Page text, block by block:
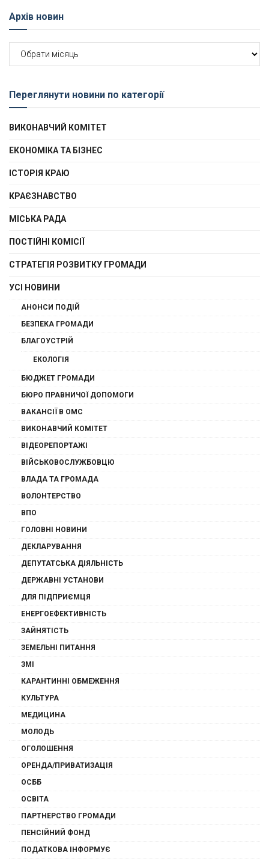
Архів новин
новин
Переглянути новини по категорії
ВИКОНАВЧИЙ КОМІТЕТ
ЕКОНОМІКА ТА БІЗНЕС
ІСТОРІЯ КРАЮ
КРАЄЗНАВСТВО
МІСЬКА РАДА
ПОСТІЙНІ КОМІСІЇ
СТРАТЕГІЯ РОЗВИТКУ ГРОМАДИ
УСІ НОВИНИ
АНОНСИ ПОДІЙ
БЕЗПЕКА ГРОМАДИ
БЛАГОУСТРІЙ
ЕКОЛОГІЯ
БЮДЖЕТ ГРОМАДИ
БЮРО ПРАВНИЧОЇ ДОПОМОГИ
ВАКАНСІЇ В ОМС
ВИКОНАВЧИЙ КОМІТЕТ
ВІДЕОРЕПОРТАЖІ
ВІЙСЬКОВОСЛУЖБОВЦЮ
ВЛАДА ТА ГРОМАДА
ВОЛОНТЕРСТВО
ВПО
ГОЛОВНІ НОВИНИ
ДЕКЛАРУВАННЯ
ДЕПУТАТСЬКА ДІЯЛЬНІСТЬ
ДЕРЖАВНІ УСТАНОВИ
ДЛЯ ПІДПРИЄМЦЯ
ЕНЕРГОЕФЕКТИВНІСТЬ
ЗАЙНЯТІСТЬ
ЗЕМЕЛЬНІ ПИТАННЯ
ЗМІ
КАРАНТИННІ ОБМЕЖЕННЯ
КУЛЬТУРА
МЕДИЦИНА
МОЛОДЬ
ОГОЛОШЕННЯ
ОРЕНДА/ПРИВАТИЗАЦІЯ
ОСББ
ОСВІТА
ПАРТНЕРСТВО ГРОМАДИ
ПЕНСІЙНИЙ ФОНД
ПОДАТКОВА ІНФОРМУЄ